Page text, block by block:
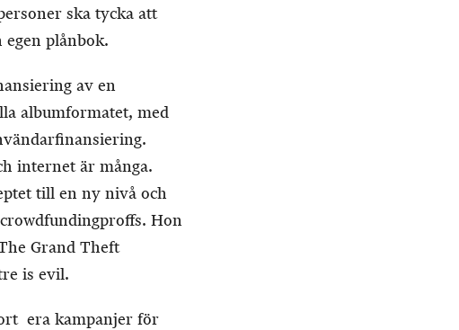
ska tycka att
plånbok.
av en
albumformatet, med
internet är många.
till en ny nivå och
Hon
Grand Theft
is evil.
era kampanjer för